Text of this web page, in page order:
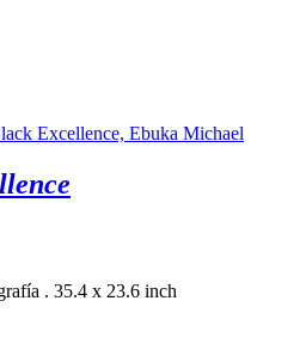
. 35.4 x 23.6 inch